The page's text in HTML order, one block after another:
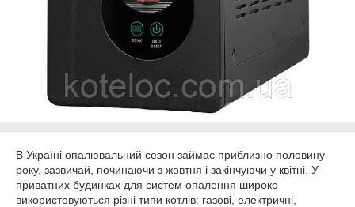
В Україні опалювальний сезон займає приблизно половину
року, зазвичай, починаючи з жовтня і закінчуючи у квітні. У
приватних будинках для систем опалення широко
використовуються різні типи котлів: газові, електричні,